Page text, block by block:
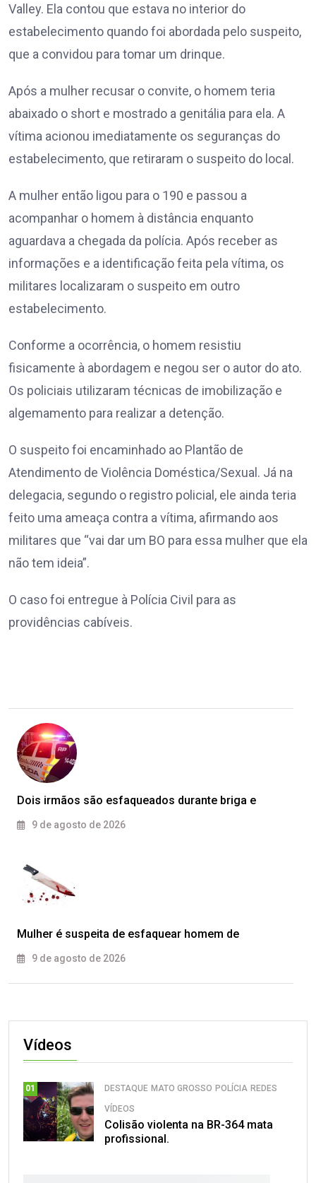
Valley. Ela contou que estava no interior do
estabelecimento quando foi abordada pelo suspeito,
que a convidou para tomar um drinque.
Após a mulher recusar o convite, o homem teria
abaixado o short e mostrado a genitália para ela. A
vítima acionou imediatamente os seguranças do
estabelecimento, que retiraram o suspeito do local.
A mulher então ligou para o 190 e passou a
acompanhar o homem à distância enquanto
aguardava a chegada da polícia. Após receber as
informações e a identificação feita pela vítima, os
militares localizaram o suspeito em outro
estabelecimento.
Conforme a ocorrência, o homem resistiu
fisicamente à abordagem e negou ser o autor do ato.
Os policiais utilizaram técnicas de imobilização e
algemamento para realizar a detenção.
O suspeito foi encaminhado ao Plantão de
Atendimento de Violência Doméstica/Sexual. Já na
delegacia, segundo o registro policial, ele ainda teria
feito uma ameaça contra a vítima, afirmando aos
militares que “vai dar um BO para essa mulher que ela
não tem ideia”.
O caso foi entregue à Polícia Civil para as
providências cabíveis.
Dois irmãos são esfaqueados durante briga e
9 de agosto de 2026
Mulher é suspeita de esfaquear homem de
9 de agosto de 2026
Vídeos
01 DESTAQUE MATO GROSSO POLÍCIA REDES
VÍDEOS
Colisão violenta na BR-364 mata
profissional.